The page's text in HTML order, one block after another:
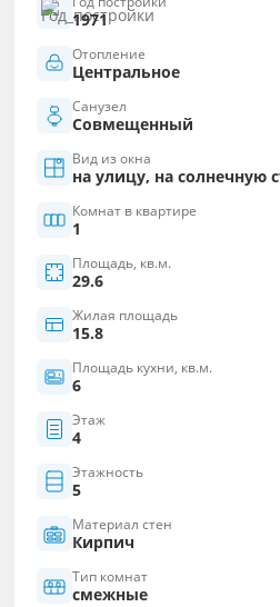
1971
Отопление
Центральное
Санузел
Совмещенный
Вид из окна
на улицу, на солнечную
Комнат в квартире
1
Площадь, кв.м.
29.6
Жилая площадь
15.8
Площадь кухни, кв.м.
6
Этаж
4
Этажность
5
Материал стен
Кирпич
Тип комнат
смежные